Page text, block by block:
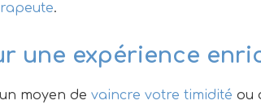
.
une expérience
moyen de vaincre votre timidité ou